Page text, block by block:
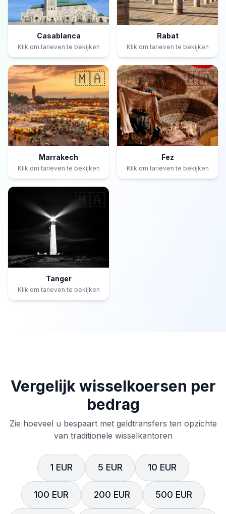
Casablanca
Klik om tarieven te bekijken
Rabat
Klik om tarieven te bekijken
🇲🇦
Marrakech
Klik om tarieven te bekijken
🇲🇦
Fez
Klik om tarieven te bekijken
🇲🇦
Tanger
Klik om tarieven te bekijken
Vergelijk wisselkoersen per
bedrag
Zie hoeveel u bespaart met geldtransfers ten opzichte
van traditionele wisselkantoren
1 EUR 5 EUR 10 EUR
100 EUR 200 EUR 500 EUR